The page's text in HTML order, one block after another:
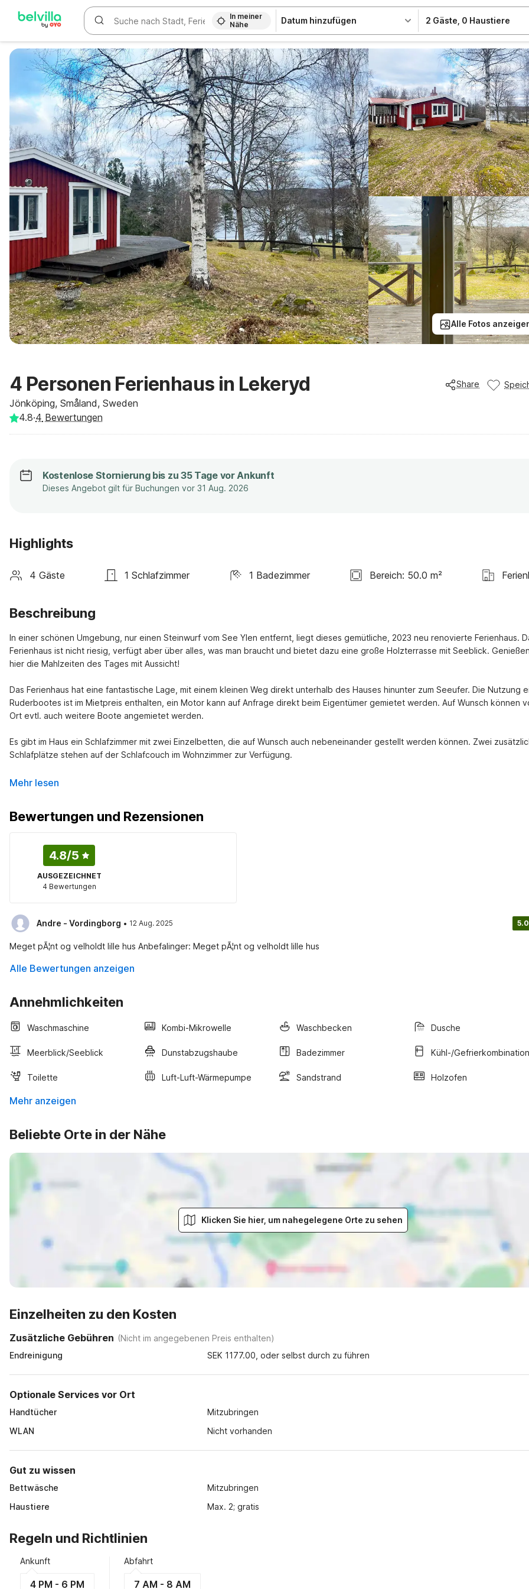
WIZARD MEMBER
In meiner
Nähe
Datum hinzufügen 2 Gäste 0 Haustiere
Alle Fotos
4 Personen Ferienhaus in Lekeryd
Jönköping, Småland, Sweden
Share
4.8·4 Bewertungen
Kostenlose Stornierung bis zu 35 Tage vor Ankunft
Dieses Angebot gilt für Buchungen vor 31 Aug. 2026
Highlights
4 Gäste 1 Schlafzimmer 1 Badezimmer Bereich: 50.0 m²
Beschreibung
In einer schönen Umgebung, nur einen Steinwurf vom See Ylen entfernt, liegt dieses gemütliche, 2023 neu renovierte Ferienhaus.
Ferienhaus ist nicht riesig, verfügt aber über alles, was man braucht und bietet dazu eine große Holzterrasse mit Seeblick.
hier die Mahlzeiten des Tages mit Aussicht!
Das Ferienhaus hat eine fantastische Lage, mit einem kleinen Weg direkt unterhalb des Hauses hinunter zum Seeufer. Die Nutzung
Ruderbootes ist im Mietpreis enthalten, ein Motor kann auf Anfrage direkt beim Eigentümer gemietet werden. Auf Wunsch können
Ort evtl. auch weitere Boote angemietet werden.
Es gibt im Haus ein Schlafzimmer mit zwei Einzelbetten, die auf Wunsch auch nebeneinander gestellt werden können. Zwei
Schlafplätze stehen auf der Schlafcouch im Wohnzimmer zur Verfügung.
Mehr lesen
Bewertungen und Rezensionen
4.8/5
AUSGEZEICHNET
4 Bewertungen
Andre - Vordingborg · 12 Aug. 2025 5.0
Meget pÃ¦nt og velholdt lille hus Anbefalinger: Meget pÃ¦nt og velholdt lille hus
Alle Bewertungen anzeigen
Annehmlichkeiten
Waschmaschine Kombi-Mikrowelle Waschbecken Dusche
Meerblick/Seeblick Dunstabzugshaube Badezimmer Kühl-/Gefrierkombination
Toilette Luft-Luft-Wärmepumpe Sandstrand Holzofen
Mehr anzeigen
Beliebte Orte in der Nähe
Klicken Sie hier, um nahegelegene Orte zu sehen
Einzelheiten zu den Kosten
Zusätzliche Gebühren (Nicht im angegebenen Preis enthalten)
Endreinigung
SEK 1177.00, oder selbst durch zu führen
Optionale Services vor Ort
Handtücher
Mitzubringen
WLAN
Nicht vorhanden
Gut zu wissen
Bettwäsche
Mitzubringen
Haustiere
Max. 2; gratis
Regeln und Richtlinien
Ankunft
4 PM - 6 PM
Abfahrt
7 AM - 8 AM